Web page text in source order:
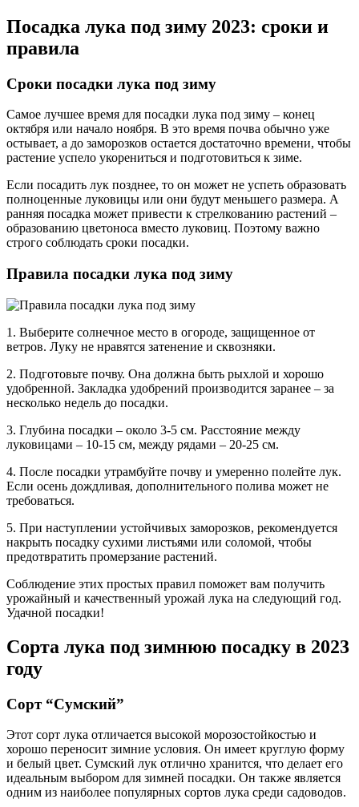
Посадка лука под зиму 2023: сроки и
правила
Сроки посадки лука под зиму
Самое лучшее время для посадки лука под зиму – конец
октября или начало ноября. В это время почва обычно уже
остывает, а до заморозков остается достаточно времени, чтобы
растение успело укорениться и подготовиться к зиме.
Если посадить лук позднее, то он может не успеть образовать
полноценные луковицы или они будут меньшего размера. А
ранняя посадка может привести к стрелкованию растений –
образованию цветоноса вместо луковиц. Поэтому важно
строго соблюдать сроки посадки.
Правила посадки лука под зиму
1. Выберите солнечное место в огороде, защищенное от
ветров. Луку не нравятся затенение и сквозняки.
2. Подготовьте почву. Она должна быть рыхлой и хорошо
удобренной. Закладка удобрений производится заранее – за
несколько недель до посадки.
3. Глубина посадки – около 3-5 см. Расстояние между
луковицами – 10-15 см, между рядами – 20-25 см.
4. После посадки утрамбуйте почву и умеренно полейте лук.
Если осень дождливая, дополнительного полива может не
требоваться.
5. При наступлении устойчивых заморозков, рекомендуется
накрыть посадку сухими листьями или соломой, чтобы
предотвратить промерзание растений.
Соблюдение этих простых правил поможет вам получить
урожайный и качественный урожай лука на следующий год.
Удачной посадки!
Сорта лука под зимнюю посадку в 2023
году
Сорт “Сумский”
Этот сорт лука отличается высокой морозостойкостью и
хорошо переносит зимние условия. Он имеет круглую форму
и белый цвет. Сумский лук отлично хранится, что делает его
идеальным выбором для зимней посадки. Он также является
одним из наиболее популярных сортов лука среди садоводов.